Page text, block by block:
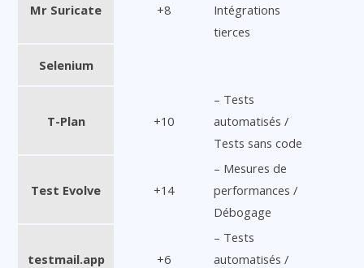
Mr Suricate +8
Intégrations
tierces
Selenium
T-Plan +10
– Tests
automatisés /
Tests sans code
Test Evolve +14
– Mesures de
performances /
Débogage
testmail.app +6
– Tests
automatisés /